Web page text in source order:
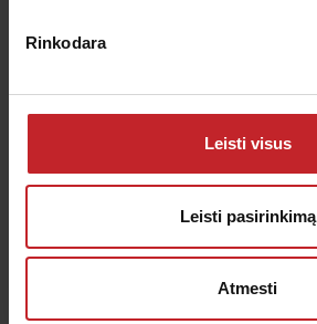
Rinkodara
Leisti visus
Leisti pasirinkimą
Atmesti
Sparninis kaltelis 8°
0-5 cm
Kaltelio plotis:340 mm